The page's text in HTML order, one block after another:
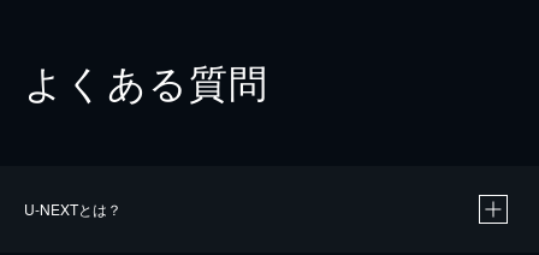
よくある質問
U-NEXTとは？